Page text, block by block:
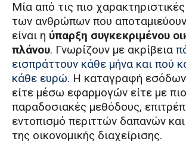
Μία από τις πιο
των ανθρώπων που
είναι η ύπαρξη συγκεκριμένου
πλάνου. Γνωρίζουν με ακρίβεια
εισπράττουν κάθε μήνα και πού
κάθε ευρώ. Η καταγραφή εσόδων
είτε μέσω εφαρμογών είτε με πιο
παραδοσιακές μεθόδους,
εντοπισμό περιττών δαπανών
της οικονομικής διαχείρισης.